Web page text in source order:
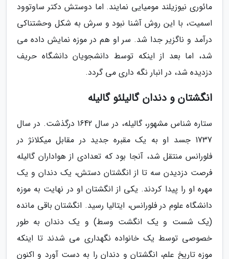
مائوری نیوزیلند مومیایی نمایند. اما دوستش دکتر ساوتوود
اسمیت، با این روش آشنا نبود و سرش به شکل وحشتناکی
درآمد و ناگزیر جدا شد. سر او هم در موزه نمایش داده می
شد، اما بعد از اینکه توسط دانشجویان دانشگاه حریف
دزدیده شد، در انبار نگه داری می گردد.
انگشتان و دندان گالیلئو گالیله
ستاره شناس مشهور، گالیله، در سال 1642 درگذشت. در سال
1737 جسد او به یک مقبره جدید در مقابل میکلانژ در
فلورانس منتقل شد، آنجا بود که تعدادی از هواداران گالیله
فرصت دزدیدن سه تا از انگشتان دستش، یک دندان و یک
مهره او را پیدا کردند. یکی از انگشتان او در نهایت به موزه
دانشگاه علوم در فلورانس، ایتالیا رسید. انگشتان باقی مانده
(یک شست و یک انگشت وسط) و یک دندان به طور
خصوصی توسط یک خانواده نگهداری می شدند تا اینکه
موزه تاریخ علم، انگشتان و دندان را به دست آورد و اکنون